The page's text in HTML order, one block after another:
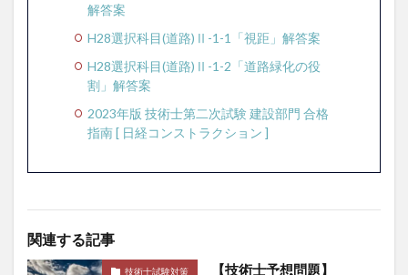
解答案
H28選択科目(道路)Ⅱ-1-1「視距」解答案
H28選択科目(道路)Ⅱ-1-2「道路緑化の役
割」解答案
2023年版 技術士第二次試験 建設部門 合格
指南 [ 日経コンストラクション ]
関連する記事
技術士試験対策
【技術士予想問題】